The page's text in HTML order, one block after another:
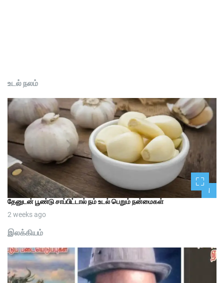
உடல் நலம்
1
தேனுடன் பூண்டு சாப்பிட்டால் நம் உடல் பெறும் நன்மைகள்
2 weeks ago
இலக்கியம்